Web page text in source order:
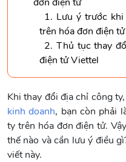
1. Lưu ý trước
trên hóa đơn điện tử
2. Thủ tục thay
điện tử Viettel
Khi thay đổi địa chỉ công
kinh doanh, bạn còn phải
ty trên hóa đơn điện tử.
thế nào và cần lưu ý điều
viết này.